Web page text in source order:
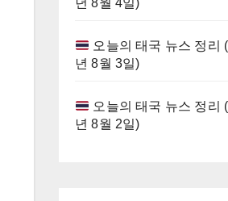
년 8월 4일)
오늘의 태국 뉴스 정리
년 8월 3일)
오늘의 태국 뉴스 정리
년 8월 2일)